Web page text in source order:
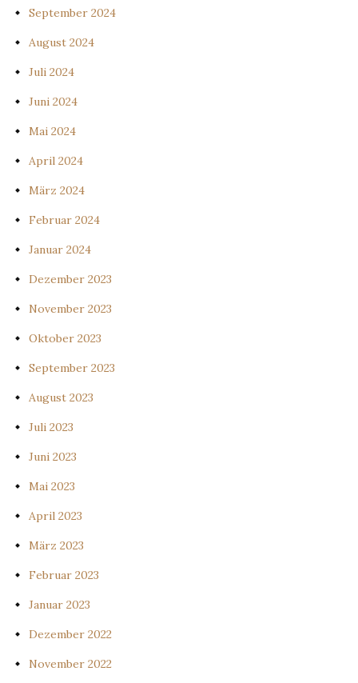
September 2024
August 2024
Juli 2024
Juni 2024
Mai 2024
April 2024
März 2024
Februar 2024
Januar 2024
Dezember 2023
November 2023
Oktober 2023
September 2023
August 2023
Juli 2023
Juni 2023
Mai 2023
April 2023
März 2023
Februar 2023
Januar 2023
Dezember 2022
November 2022